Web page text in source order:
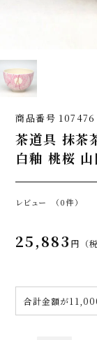
商品番号 107476
茶道具 抹茶
白釉 桃桜
レビュー （0件）
25,883
合計金額が